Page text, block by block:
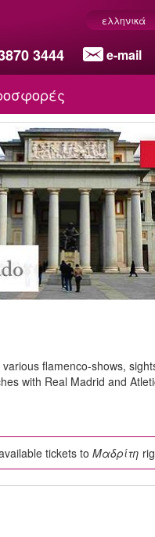
3444 e-mail
ελληνικά
flamenco-shows,
with Real Madrid and
tickets toΜαδρίτη